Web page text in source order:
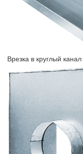
Врезка в круглый канал